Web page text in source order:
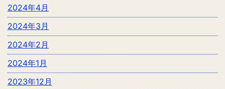
2024年4月
2024年3月
2024年2月
2024年1月
2023年12月